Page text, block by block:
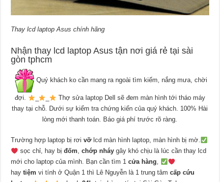
Thay lcd laptop Asus chính hãng
Nhận thay lcd laptop Asus tận nơi giá rẻ tại sài
gòn tphcm
Quý khách ko cần mang ra ngoài tìm kiếm, nắng mưa, chời
đợi.
Thợ sửa laptop Dell sẽ đem màn hình tới tháo máy
thay tại chỗ. Dưới sự kiểm tra chứng kiến của quý khách. 100% Hài
lòng mới thanh toán. Báo giá phí trước rõ ràng.
Trường hợp laptop bị rơivỡlcd màn hình laptop, màn hình bị mờ.
sọc chỉ, hay bịđốm,chớp nháy gây khó chịu là lúc cần thay lcd
mới cho laptop của mình. Bạn cần tìm 1cửa hàng,
haytiệm vi tính ở Quận 1 thì Lê Nguyễn là 1 trung tâmcấp cứu